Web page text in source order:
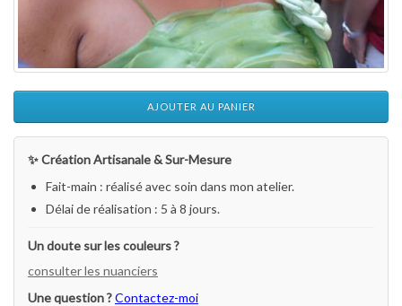
AJOUTER AU PANIER
✨ Création Artisanale & Sur-Mesure
Fait-main : réalisé avec soin dans mon atelier.
Délai de réalisation : 5 à 8 jours.
Un doute sur les couleurs ?
consulter les nuanciers
Une question ?Contactez-moi